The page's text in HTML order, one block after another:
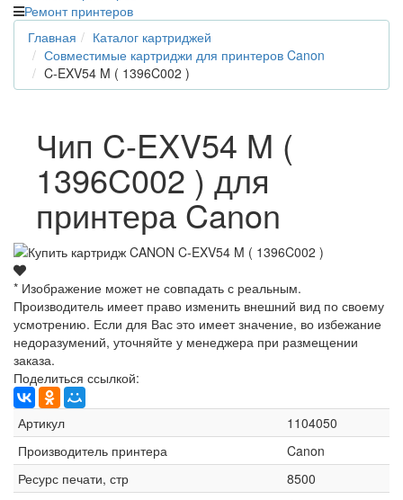
Ремонт принтеров
Главная
Каталог картриджей
Совместимые картриджи для принтеров Canon
C-EXV54 M ( 1396C002 )
Чип C-EXV54 M (
1396C002 ) для
принтера Canon
* Изображение может не совпадать с реальным.
Производитель имеет право изменить внешний вид по своему
усмотрению. Если для Вас это имеет значение, во избежание
недоразумений, уточняйте у менеджера при размещении
заказа.
Поделиться ссылкой:
Артикул
1104050
Производитель принтера
Canon
Ресурс печати, стр
8500